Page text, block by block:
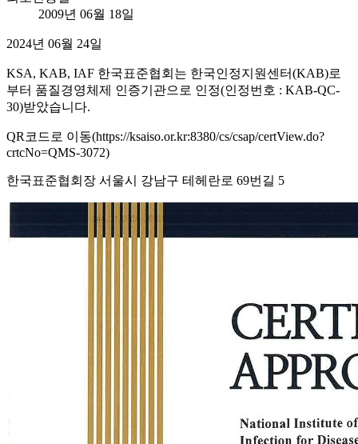
2009년 06월 18일
2024년 06월 24일
KSA, KAB, IAF 한국표준협회는 한국인정지원센터(KAB)로
부터 품질경영체제 인증기관으로 인정(인정번호 : KAB-QC-
30)받았습니다.
QR코드로 이동(https://ksaiso.or.kr:8380/cs/csap/certView.do?
crtcNo=QMS-3072)
한국표준협회장 서울시 강남구 테헤란로 69번길 5